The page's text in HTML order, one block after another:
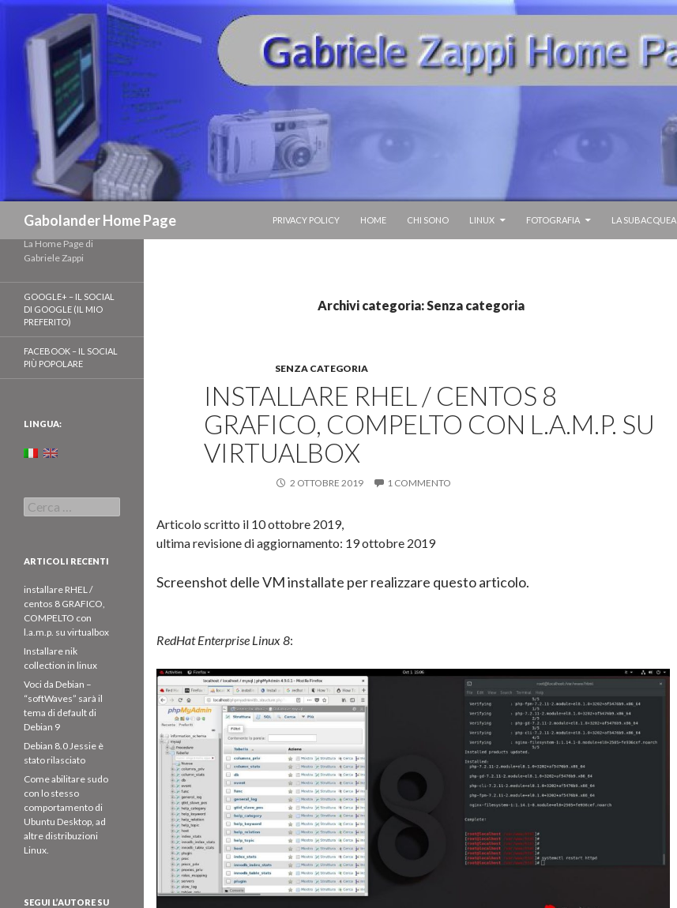
Gabolander Home Page
PRIVACY POLICY
HOME CHI SONO LINUX FOTOGRAFIA LA SUBACQUEA
Archivi categoria: Senza categoria
SENZA CATEGORIA
INSTALLARE RHEL / CENTOS 8
GRAFICO, COMPELTO CON L.A.M.P. SU
VIRTUALBOX
2 OTTOBRE 2019 1 COMMENTO
Articolo scritto il 10 ottobre 2019,
ultima revisione di aggiornamento: 19 ottobre 2019
Screenshot delle VM installate per realizzare questo articolo.
RedHat Enterprise Linux 8:
La Home Page di
Gabriele Zappi
GOOGLE+ – IL SOCIAL
DI GOOGLE (IL MIO
PREFERITO)
FACEBOOK – IL SOCIAL
PIÙ POPOLARE
LINGUA:
Ricerca
per:
ARTICOLI RECENTI
installare RHEL /
centos 8 GRAFICO,
COMPELTO con
l.a.m.p. su virtualbox
Installare nik
collection in linux
Voci da Debian –
“softWaves” sarà il
tema di default di
Debian 9
Debian 8.0 Jessie è
stato rilasciato
Come abilitare sudo
con lo stesso
comportamento di
Ubuntu Desktop, ad
altre distribuzioni
Linux.
SEGUI L’AUTORE SU